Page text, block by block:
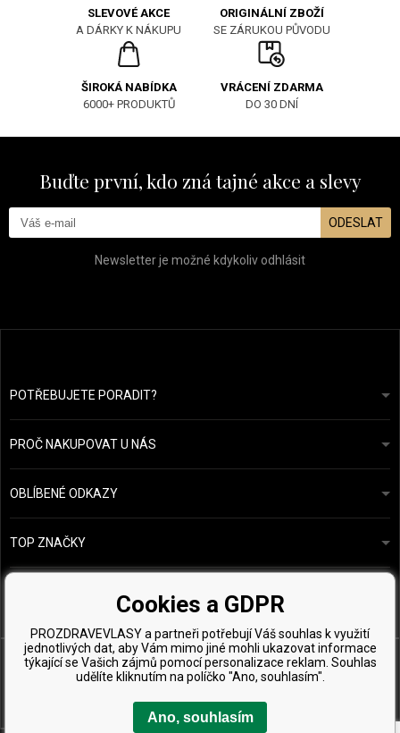
SLEVOVÉ AKCE
A DÁRKY K NÁKUPU
ORIGINÁLNÍ ZBOŽÍ
SE ZÁRUKOU PŮVODU
ŠIROKÁ NABÍDKA
6000+ PRODUKTŮ
VRÁCENÍ ZDARMA
DO 30 DNÍ
Buďte první, kdo zná tajné akce a slevy
ODESLAT
Newsletter je možné kdykoliv odhlásit
POTŘEBUJETE PORADIT?info@prozdravevlasy.cz
Odpovíme do 24 hodin.
PROČ NAKUPOVAT U NÁS
Obchodní podmínky
Ochrana osobních údajů
Přehled plateb a dopravy
OBLÍBENÉ ODKAZY
Náš příběh
TOP ZNAČKY
Kérastase
Paul Mitchell
Wella Professionals
Cookies a GDPR
PROZDRAVEVLASY a partneři potřebují Váš souhlas k využití
jednotlivých dat, aby Vám mimo jiné mohli ukazovat informace
týkající se Vašich zájmů pomocí personalizace reklam. Souhlas
udělíte kliknutím na políčko "Ano, souhlasím".
Ano, souhlasím